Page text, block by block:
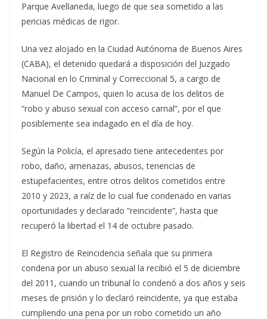
Parque Avellaneda, luego de que sea sometido a las
pericias médicas de rigor.
Una vez alojado en la Ciudad Autónoma de Buenos Aires
(CABA), el detenido quedará a disposición del Juzgado
Nacional en lo Criminal y Correccional 5, a cargo de
Manuel De Campos, quien lo acusa de los delitos de
“robo y abuso sexual con acceso carnal”, por el que
posiblemente sea indagado en el día de hoy.
Según la Policía, el apresado tiene antecedentes por
robo, daño, amenazas, abusos, tenencias de
estupefacientes, entre otros delitos cometidos entre
2010 y 2023, a raíz de lo cual fue condenado en varias
oportunidades y declarado “reincidente”, hasta que
recuperó la libertad el 14 de octubre pasado.
El Registro de Reincidencia señala que su primera
condena por un abuso sexual la recibió el 5 de diciembre
del 2011, cuando un tribunal lo condenó a dos años y seis
meses de prisión y lo declaró reincidente, ya que estaba
cumpliendo una pena por un robo cometido un año